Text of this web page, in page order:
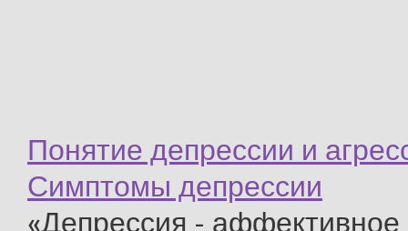
Понятие депрессии и
Симптомы депрессии
«Депрессия - аффективное